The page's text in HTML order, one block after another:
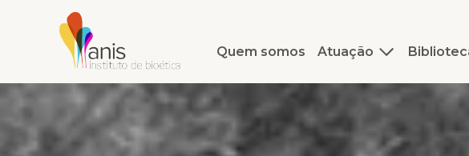
Quem somos Atuação